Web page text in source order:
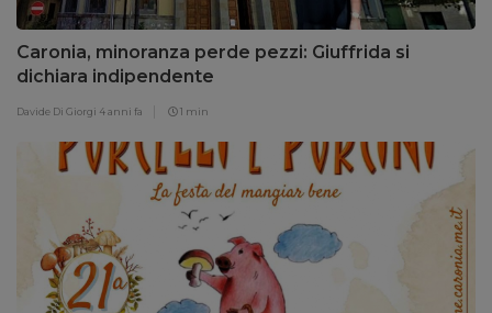
Caronia, minoranza perde pezzi: Giuffrida si
dichiara indipendente
Davide Di Giorgi 4 anni fa 1 min